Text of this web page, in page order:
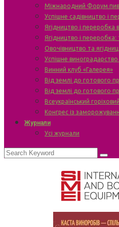
Міжнародний Форум
Успішне садівництво і
Ягідництво і
Ягідництво і переробка:
Овочівництво та
Успішне
Винний клуб «Галерея»
Від землі до готового
Від землі до готового
Всеукраїнський
Конгрес із
Журнали
Усі журнали